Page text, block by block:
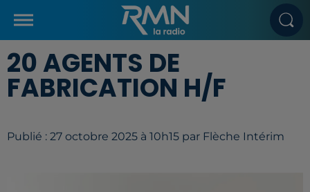
20 AGENTS DE
FABRICATION H/F
Publié : 27 octobre 2025 à 10h15 par Flèche Intérim